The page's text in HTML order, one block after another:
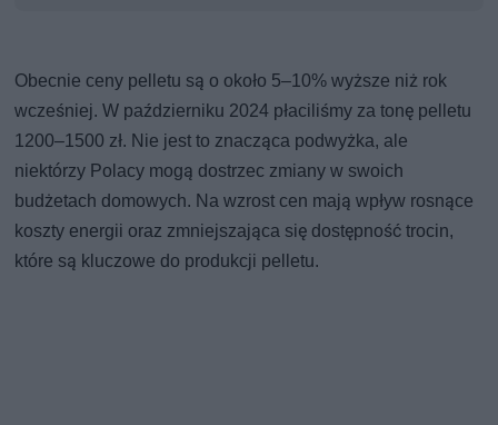
Obecnie ceny pelletu są o około 5–10% wyższe niż rok
wcześniej. W październiku 2024 płaciliśmy za tonę pelletu
1200–1500 zł. Nie jest to znacząca podwyżka, ale
niektórzy Polacy mogą dostrzec zmiany w swoich
budżetach domowych. Na wzrost cen mają wpływ rosnące
koszty energii oraz zmniejszająca się dostępność trocin,
które są kluczowe do produkcji pelletu.